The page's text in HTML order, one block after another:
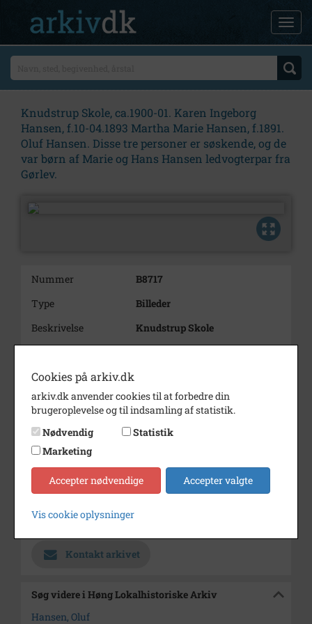
Knudstrup Skole, ca.1900-01. Karen Ingeborg
Hansen, f.10-04.1893 Martha Marie Hansen, f.1891.
Oluf Hansen. Disse tre personer er søskende, og de
var børn af Marie og Hans Hansen ledvogterpar fra
Gørlev.
Nummer
B8717
Type
Billeder
Beskrivelse
Knudstrup Skole
Dateringsnote
Fotograf
Ukendt
Størrelse
11x15
Se på kort
Type
Sogn (1000-2050)
Enhed
Gierslev Sogn (1000-2050)
Arkiv
Kontakt arkivet
Søg videre i Høng Lokalhistoriske Arkiv
Hansen, Oluf
Cookies på arkiv.dk
arkiv.dk anvender cookies til at forbedre din
brugeroplevelse og til indsamling af statistik.
Nødvendig
Statistik
Marketing
Accepter nødvendige Accepter valgte
Vis cookie oplysninger